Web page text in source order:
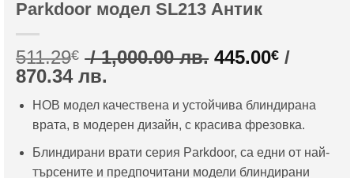
Parkdoor модел SL213 Антик
511.29€ / 1,000.00 лв. Original
was:
511.29€
/
1,000.00
лв..
445.00€ /
870.34 лв.
е:
445.00€
/
870.34
НОВ модел качествена и устойчива блиндирана
врата, в модерен дизайн, с красива фрезовка.
Блиндирани врати серия Parkdoor, са едни от най-
търсените и предпочитани модели блиндирани